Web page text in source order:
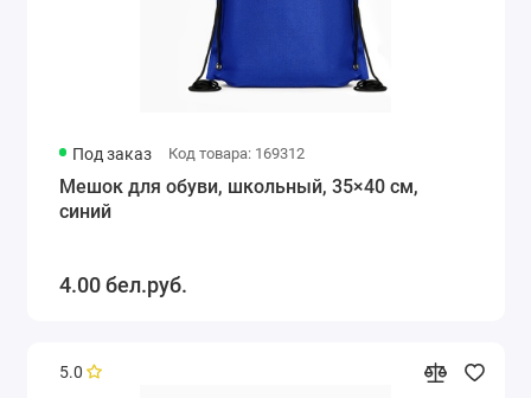
Под заказ Код товара: 169312
Мешок для обуви, школьный, 35×40 см,
синий
4.00 бел.руб.
5.0